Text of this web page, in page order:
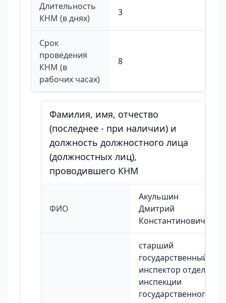
Длительность
КНМ (в днях)
3
Срок
проведения
КНМ (в
рабочих часах)
8
Фамилия, имя, отчество
(последнее - при наличии) и
должность должностного лица
(должностных лиц),
проводившего КНМ
ФИО
Акульшин
Дмитрий
Константинович
старший
государственный
инспектор отдела
инспекции
государственного